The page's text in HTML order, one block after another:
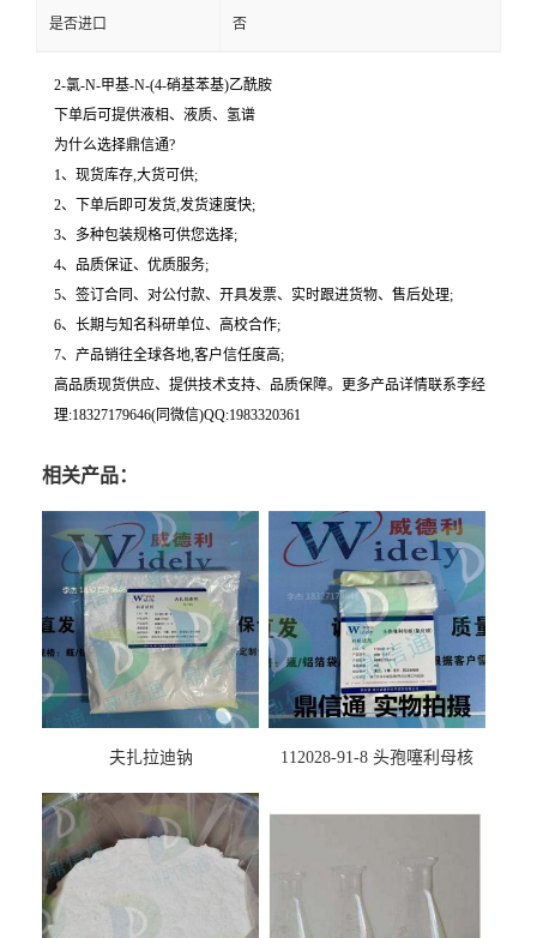
是否进口 否
2-氯-N-甲基-N-(4-硝基苯基)乙酰胺
下单后可提供液相、液质、氢谱
为什么选择鼎信通?
1、现货库存,大货可供;
2、下单后即可发货,发货速度快;
3、多种包装规格可供您选择;
4、品质保证、优质服务;
5、签订合同、对公付款、开具发票、实时跟进货物、售后处理;
6、长期与知名科研单位、高校合作;
7、产品销往全球各地,客户信任度高;
高品质现货供应、提供技术支持、品质保障。更多产品详情联系李经
理:18327179646(同微信)QQ:1983320361
相关产品：
夫扎拉迪钠
112028-91-8 头孢噻利母核